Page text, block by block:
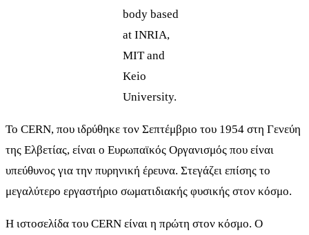
body based
at INRIA,
MIT and
Keio
University.
Το CERN, που ιδρύθηκε τον Σεπτέμβριο του 1954 στη Γενεύη
της Ελβετίας, είναι ο Ευρωπαϊκός Οργανισμός που είναι
υπεύθυνος για την πυρηνική έρευνα. Στεγάζει επίσης το
μεγαλύτερο εργαστήριο σωματιδιακής φυσικής στον κόσμο.
Η ιστοσελίδα του CERN είναι η πρώτη στον κόσμο. Ο